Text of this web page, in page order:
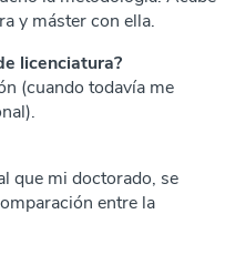
y máster con ella.
licenciatura?
(cuando todavía me
que mi doctorado, se
entre la